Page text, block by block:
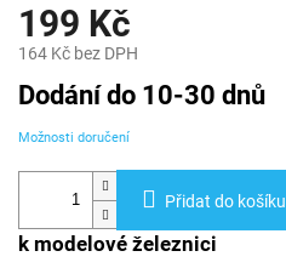
199 Kč
164 Kč bez DPH
Měrná
cena:
Dodání do 10-30 dnů
Možnosti doručení
Přidat do košíku
k modelové železnici